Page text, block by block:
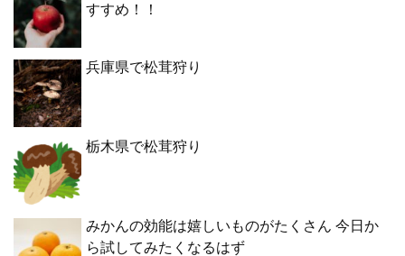
すすめ！！
兵庫県で松茸狩り
栃木県で松茸狩り
みかんの効能は嬉しいものがたくさん 今日か
ら試してみたくなるはず